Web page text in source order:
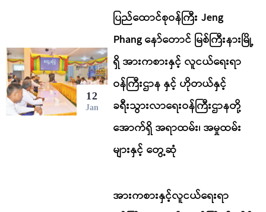
12
Jan
ပြည်ထောင်စုဝန်ကြီး Jeng
Phang နော်တောင် မြစ်ကြီးနားမြို့
ရှိ အားကစားနှင့် လူငယ်ရေးရာ
ဝန်ကြီးဌာန နှင့် ဟိုတယ်နှင့်
ခရီးသွားလာရေးဝန်ကြီးဌာနတို့
အောက်ရှိ အရာထမ်း၊ အမှုထမ်း
များနှင့် တွေ့ဆုံ
အားကစားနှင့်လူငယ်ရေးရာ